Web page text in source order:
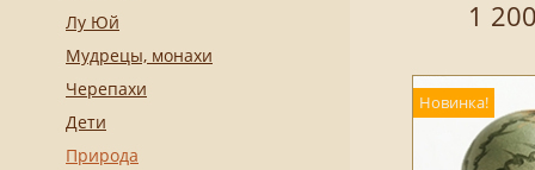
Лу Юй
Мудрецы, монахи
Черепахи
Дети
Природа
1
Новинка!